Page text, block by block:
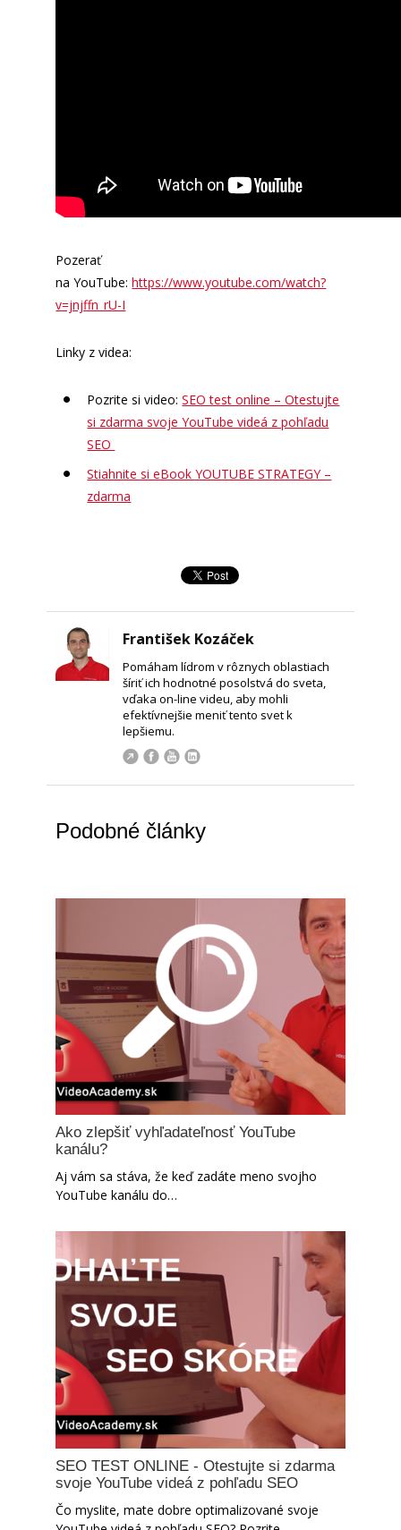
Pozerať
na YouTube:https://www.youtube.com/watch?
v=jnjffn_rU-I
Linky z videa:
Pozrite si video:SEO test online – Otestujte
si zdarma svoje YouTube videá z pohľadu
SEO
Stiahnite si eBook YOUTUBE STRATEGY –
zdarma
František Kozáček
Pomáham lídrom v rôznych oblastiach
šíriť ich hodnotné posolstvá do sveta,
vďaka on-line videu, aby mohli
efektívnejšie meniť tento svet k
lepšiemu.
Podobné články
Ako zlepšiť vyhľadateľnosť YouTube
kanálu?
Aj vám sa stáva, že keď zadáte meno svojho
YouTube kanálu do…
SEO TEST ONLINE - Otestujte si zdarma
svoje YouTube videá z pohľadu SEO
Čo myslite, mate dobre optimalizované svoje